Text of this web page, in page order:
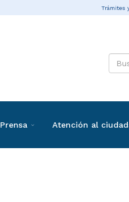
Trámites
Prensa Atención al